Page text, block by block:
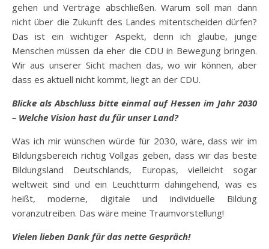
gehen und Verträge abschließen. Warum soll man dann
nicht über die Zukunft des Landes mitentscheiden dürfen?
Das ist ein wichtiger Aspekt, denn ich glaube, junge
Menschen müssen da eher die CDU in Bewegung bringen.
Wir aus unserer Sicht machen das, wo wir können, aber
dass es aktuell nicht kommt, liegt an der CDU.
Blicke als Abschluss bitte einmal auf Hessen im Jahr 2030
– Welche Vision hast du für unser Land?
Was ich mir wünschen würde für 2030, wäre, dass wir im
Bildungsbereich richtig Vollgas geben, dass wir das beste
Bildungsland Deutschlands, Europas, vielleicht sogar
weltweit sind und ein Leuchtturm dahingehend, was es
heißt, moderne, digitale und individuelle Bildung
voranzutreiben. Das wäre meine Traumvorstellung!
Vielen lieben Dank für das nette Gespräch!